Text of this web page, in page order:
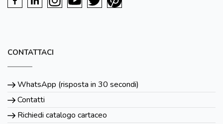
CONTATTACI
WhatsApp (risposta in 30 secondi)
Contatti
Richiedi catalogo cartaceo